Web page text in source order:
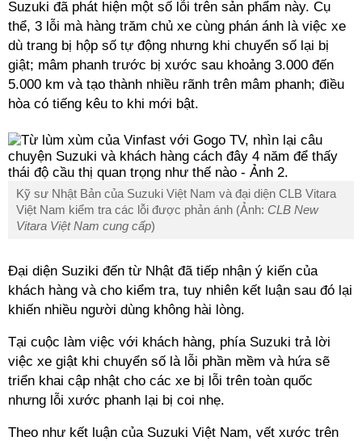
Suzuki đã phát hiện một số lỗi trên sản phẩm này. Cụ
thể, 3 lỗi mà hàng trăm chủ xe cùng phán ánh là việc xe
dù trang bị hộp số tự động nhưng khi chuyển số lại bị
giật; mâm phanh trước bị xước sau khoảng 3.000 đến
5.000 km và tạo thành nhiều rãnh trên mâm phanh; điều
hòa có tiếng kêu to khi mới bật.
Kỹ sư Nhật Bản của Suzuki Việt Nam và đại diện CLB Vitara
Việt Nam kiểm tra các lỗi được phản ánh (Ảnh: CLB New
Vitara Việt Nam cung cấp)
Đại diện Suziki đến từ Nhật đã tiếp nhận ý kiến của
khách hàng và cho kiểm tra, tuy nhiên kết luận sau đó lại
khiến nhiều người dùng không hài lòng.
Tại cuộc làm việc với khách hàng, phía Suzuki trả lời
việc xe giật khi chuyển số là lỗi phần mềm và hứa sẽ
triển khai cập nhật cho các xe bị lỗi trên toàn quốc
nhưng lỗi xước phanh lại bị coi nhẹ.
Theo như kết luận của Suzuki Việt Nam, vết xước trên